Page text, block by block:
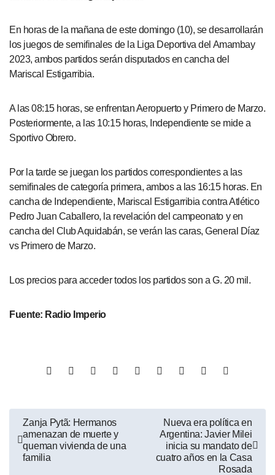
En horas de la mañana de este domingo (10), se desarrollarán
los juegos de semifinales de la Liga Deportiva del Amambay
2023, ambos partidos serán disputados en cancha del
Mariscal Estigarribia.
A las 08:15 horas, se enfrentan Aeropuerto y Primero de Marzo.
Posteriormente, a las 10:15 horas, Independiente se mide a
Sportivo Obrero.
Por la tarde se juegan los partidos correspondientes a las
semifinales de categoría primera, ambos a las 16:15 horas. En
cancha de Independiente, Mariscal Estigarribia contra Atlético
Pedro Juan Caballero, la revelación del campeonato y en
cancha del Club Aquidabán, se verán las caras, General Díaz
vs Primero de Marzo.
Los precios para acceder todos los partidos son a G. 20 mil.
Fuente: Radio Imperio
Zanja Pytã: Hermanos
amenazan de muerte y
queman vivienda de una
familia
Nueva era política en
Argentina: Javier Milei
inicia su mandato de
cuatro años en la Casa
Rosada